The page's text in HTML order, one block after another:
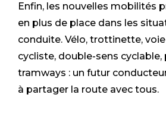
Enfin, les nouvelles mobilités
en plus de place dans les
conduite. Vélo, trottinette, voie
cycliste, double-sens
tramways : un futur
à partager la route avec tous.